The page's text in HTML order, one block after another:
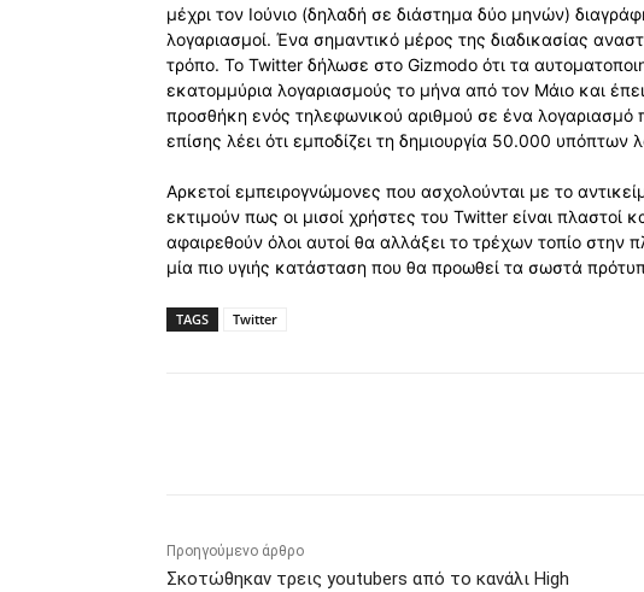
μέχρι τον Ιούνιο (δηλαδή σε διάστημα δύο μηνών)
λογαριασμοί. Ένα σημαντικό μέρος της διαδικασίας
τρόπο. Το Twitter δήλωσε στο Gizmodo ότι τα
εκατομμύρια λογαριασμούς το μήνα από τον Μάιο και
προσθήκη ενός τηλεφωνικού αριθμού σε ένα λογαριασμό
επίσης λέει ότι εμποδίζει τη δημιουργία 50.000
Αρκετοί εμπειρογνώμονες που ασχολούνται με το
εκτιμούν πως οι μισοί χρήστες του Twitter είναι πλαστοί
αφαιρεθούν όλοι αυτοί θα αλλάξει το τρέχων τοπίο στην
μία πιο υγιής κατάσταση που θα προωθεί τα σωστά
TAGS Twitter
Προηγούμενο άρθρο
Σκοτώθηκαν τρεις youtubers από το κανάλι High